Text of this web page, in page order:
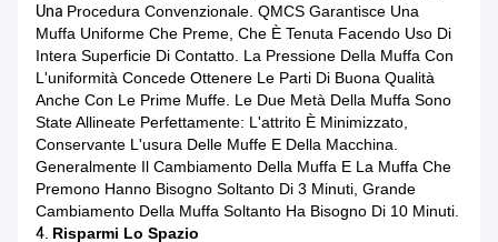
Una Procedura Convenzionale. QMCS Garantisce Una
Muffa Uniforme Che Preme, Che È Tenuta Facendo Uso Di
Intera Superficie Di Contatto. La Pressione Della Muffa Con
L'uniformità Concede Ottenere Le Parti Di Buona Qualità
Anche Con Le Prime Muffe. Le Due Metà Della Muffa Sono
State Allineate Perfettamente: L'attrito È Minimizzato,
Conservante L'usura Delle Muffe E Della Macchina.
Generalmente Il Cambiamento Della Muffa E La Muffa Che
Premono Hanno Bisogno Soltanto Di 3 Minuti, Grande
Cambiamento Della Muffa Soltanto Ha Bisogno Di 10 Minuti.
4. Risparmi Lo Spazio